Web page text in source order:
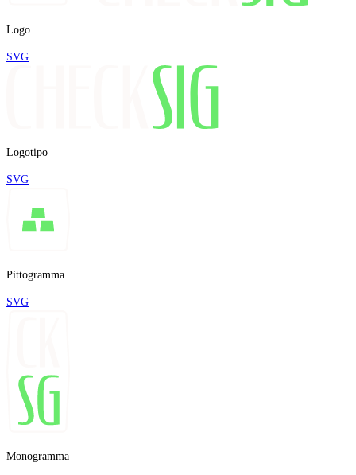
Logo
SVG
Logotipo
SVG
Pittogramma
SVG
Monogramma